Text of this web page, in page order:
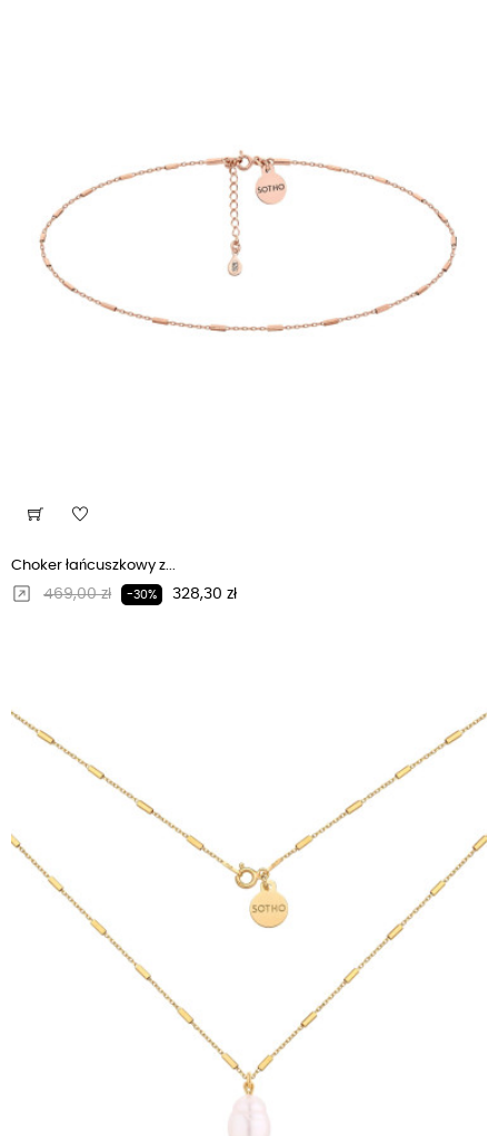
Choker łańcuszkowy z...
Regularna cena
469,00 zł -30% Cena
328,30 zł